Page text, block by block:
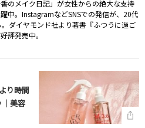
のメイク日記」が女性からの絶大な支持
中。InstagramなどSNSでの発信が、20代
ダイヤモンド社より著書『ふつうに過ご
評発売中。
り時間
美容